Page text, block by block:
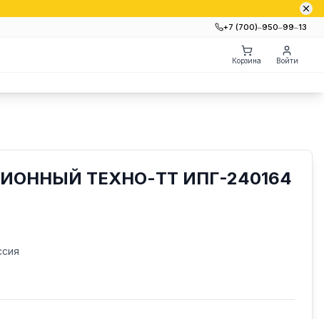
+7 (700)‒950‒99‒13
Корзина Войти
ТЕХНО-ТТ ИПГ-240164